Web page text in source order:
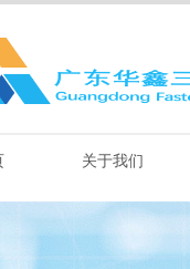
关于我们